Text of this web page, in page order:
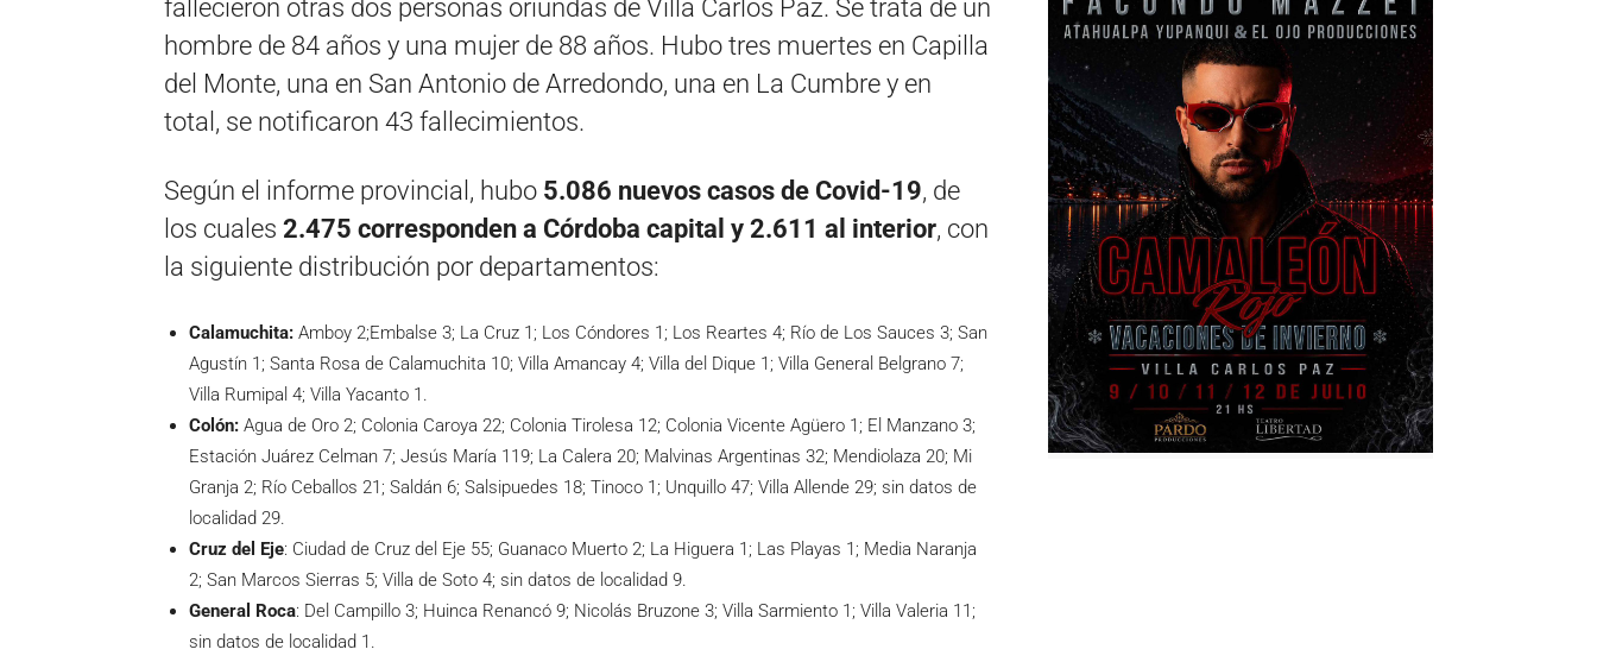
fallecieron otras dos personas oriundas de Villa Carlos Paz. Se trata de un
hombre de 84 años y una mujer de 88 años. Hubo tres muertes en Capilla
del Monte, una en San Antonio de Arredondo, una en La Cumbre y en
total, se notificaron 43 fallecimientos.
Según el informe provincial, hubo 5.086 nuevos casos de Covid-19, de
los cuales 2.475 corresponden a Córdoba capital y 2.611 al interior, con
la siguiente distribución por departamentos:
Calamuchita: Amboy 2;Embalse 3; La Cruz 1; Los Cóndores 1; Los Reartes 4; Río de Los Sauces 3; San
Agustín 1; Santa Rosa de Calamuchita 10; Villa Amancay 4; Villa del Dique 1; Villa General Belgrano 7;
Villa Rumipal 4; Villa Yacanto 1.
Colón: Agua de Oro 2; Colonia Caroya 22; Colonia Tirolesa 12; Colonia Vicente Agüero 1; El Manzano 3;
Estación Juárez Celman 7; Jesús María 119; La Calera 20; Malvinas Argentinas 32; Mendiolaza 20; Mi
Granja 2; Río Ceballos 21; Saldán 6; Salsipuedes 18; Tinoco 1; Unquillo 47; Villa Allende 29; sin datos de
localidad 29.
Cruz del Eje: Ciudad de Cruz del Eje 55; Guanaco Muerto 2; La Higuera 1; Las Playas 1; Media Naranja
2; San Marcos Sierras 5; Villa de Soto 4; sin datos de localidad 9.
General Roca: Del Campillo 3; Huinca Renancó 9; Nicolás Bruzone 3; Villa Sarmiento 1; Villa Valeria 11;
sin datos de localidad 1.